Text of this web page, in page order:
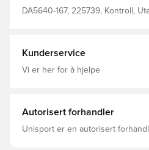
gram
DA5640-167, 225739, Kontroll,
Kunderservice
Vi er her for å hjelpe
Autorisert forhandler
Unisport er en autorisert